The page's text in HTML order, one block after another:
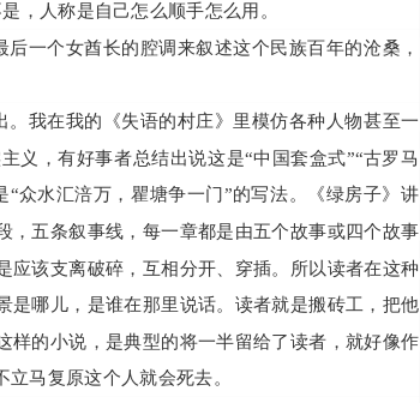
，人称是自己怎么顺手怎么用。
一个女酋长的腔调来叙述这个民族百年的沧桑，
我在我的《失语的村庄》里模仿各种人物甚至一
义，有好事者总结出说这是“中国套盒式”“古罗马
众水汇涪万，瞿塘争一门”的写法。《绿房子》讲
，五条叙事线，每一章都是由五个故事或四个故事
该支离破碎，互相分开、穿插。所以读者在这种
是哪儿，是谁在那里说话。读者就是搬砖工，把他
样的小说，是典型的将一半留给了读者，就好像作
马复原这个人就会死去。